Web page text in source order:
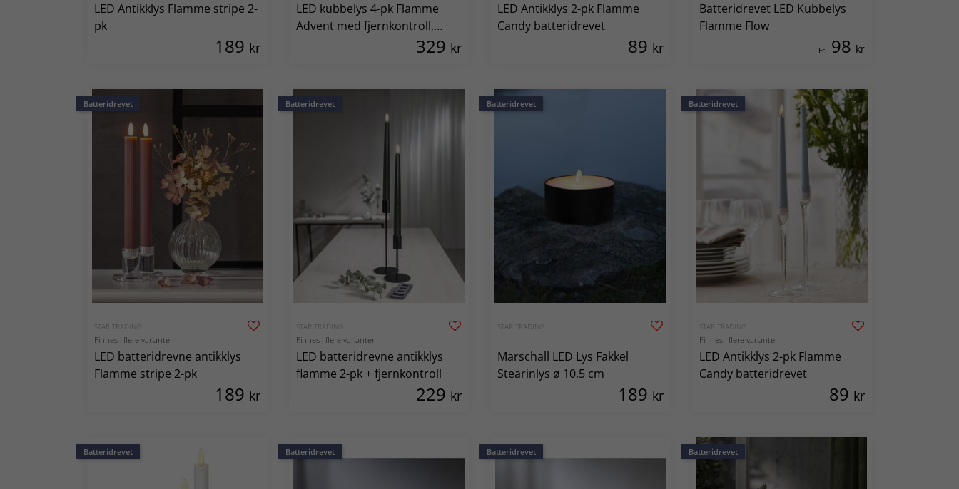
LED Antikklys Flamme stripe 2-
pk
189 kr
LED kubbelys 4-pk Flamme
Advent med fjernkontroll,
329 kr
LED Antikklys 2-pk Flamme
Candy batteridrevet
89 kr
Batteridrevet LED Kubbelys
Flamme Flow
Fr. 98 kr
Batteridrevet
STAR TRADING
Finnes i flere varianter
LED batteridrevne antikklys
Flamme stripe 2-pk
189 kr
Batteridrevet
STAR TRADING
Finnes i flere varianter
LED batteridrevne antikklys
flamme 2-pk + fjernkontroll
229 kr
Batteridrevet
STAR TRADING
Marschall LED Lys Fakkel
Stearinlys ø 10,5 cm
189 kr
Batteridrevet
STAR TRADING
Finnes i flere varianter
LED Antikklys 2-pk Flamme
Candy batteridrevet
89 kr
Batteridrevet Batteridrevet Batteridrevet Batteridrevet